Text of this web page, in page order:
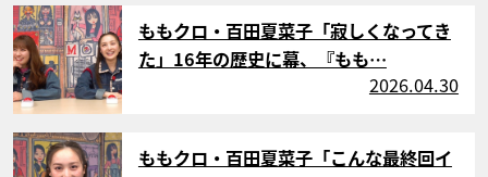
サムネイル
ももクロ・百田夏菜子「寂しくなってき
た」16年の歴史に幕、『もも…
2026.04.30
サムネイル
ももクロ・百田夏菜子「こんな最終回イ